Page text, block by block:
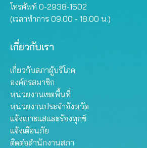
โทรศัพท์ 0-2938-1502
(เวลาทำการ 09.00 - 18.00 น.)
เกี่ยวกับเรา
เกี่ยวกับสภาผู้บริโภค
องค์กรสมาชิก
หน่วยงานเขตพื้นที่
หน่วยงานประจำจังหวัด
แจ้งเบาะแสและร้องทุกข์
แจ้งเตือนภัย
ติดต่อสำนักงานสภา